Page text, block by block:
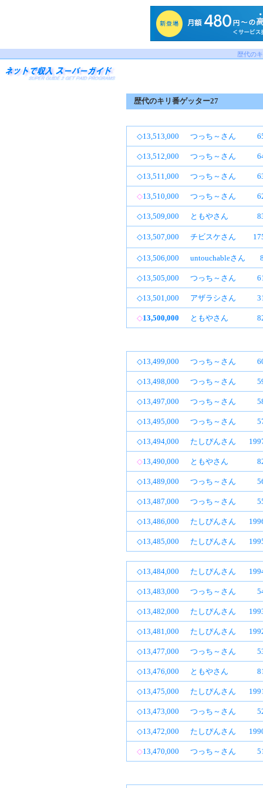
歴代の
歴代のキリ番ゲッター27
◇13,513,000 つっち～さん
◇13,512,000 つっち～さん
◇13,511,000 つっち～さん
◇13,510,000 つっち～さん
◇13,509,000 ともやさん
◇13,507,000 チビスケさん
◇13,506,000 untouchableさん
◇13,505,000 つっち～さん
◇13,501,000 アザラシさん
◇13,500,000 ともやさん
◇13,499,000 つっち～さん
◇13,498,000 つっち～さん
◇13,497,000 つっち～さん
◇13,495,000 つっち～さん
◇13,494,000 たしぴんさん
◇13,490,000 ともやさん
◇13,489,000 つっち～さん
◇13,487,000 つっち～さん
◇13,486,000 たしぴんさん
◇13,485,000 たしぴんさん
◇13,484,000 たしぴんさん
◇13,483,000 つっち～さん
◇13,482,000 たしぴんさん
◇13,481,000 たしぴんさん
◇13,477,000 つっち～さん
◇13,476,000 ともやさん
◇13,475,000 たしぴんさん
◇13,473,000 つっち～さん
◇13,472,000 たしぴんさん
◇13,470,000 つっち～さん